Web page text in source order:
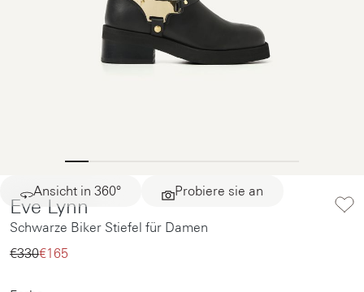
Ansicht in 360° Probiere sie an
Eve Lynn
Schwarze Biker Stiefel für Damen
€330‌€165‌